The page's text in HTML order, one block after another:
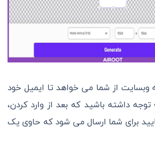
وبسایت از شما می خواهد تا ایمیل خود
توجه داشته باشید که بعد از وارد کردن،
برای شما ارسال می شود که حاوی یک